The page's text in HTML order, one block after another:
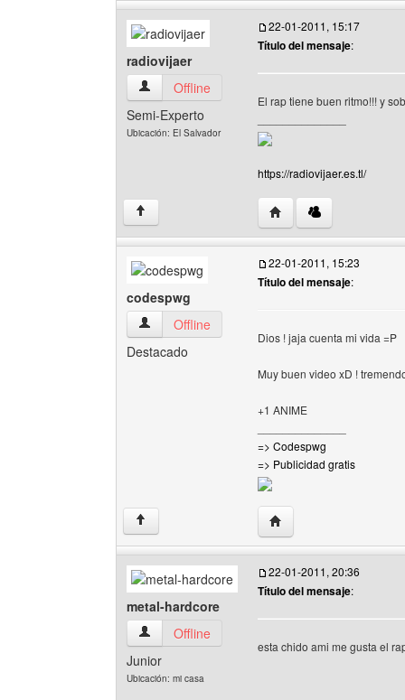
radiovijaer
radiovijaer Ver perfil del usuario
Offline
Semi-Experto
Ubicación: El Salvador
22-01-2011, 15:17
Título del mensaje:
El rap tiene buen ritmo!!! y
https://radiovijaer.es.tl/
↑ Visitar sitio web del
codespwg
codespwg Ver perfil del usuario
Offline
Destacado
22-01-2011, 15:23
Título del mensaje:
Dios ! jaja cuenta mi vida =P
Muy buen video xD !
+1 ANIME
=> Codespwg
=> Publicidad gratis
↑ Visitar sitio web del
metal-hardcore
metal-hardcore Ver perfil del usuario
Offline
Junior
Ubicación: mi casa
22-01-2011, 20:36
Título del mensaje:
esta chido ami me gusta el